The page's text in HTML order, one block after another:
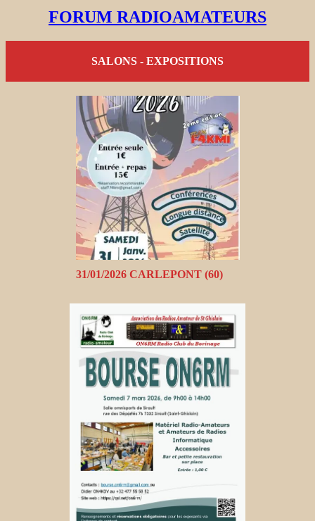
FORUM RADIOAMATEURS
SALONS - EXPOSITIONS
31/01/2026 CARLEPONT (60)